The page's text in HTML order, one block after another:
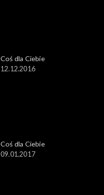
Coś dla Ciebie
12.12.2016
Coś dla Ciebie
09.01.2017